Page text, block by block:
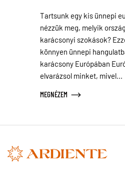
Tartsunk egy kis ünnepi
nézzük meg, melyik
karácsonyi szokások?
könnyen ünnepi
karácsony Európában
elvarázsol minket, mivel...
MEGNÉZEM